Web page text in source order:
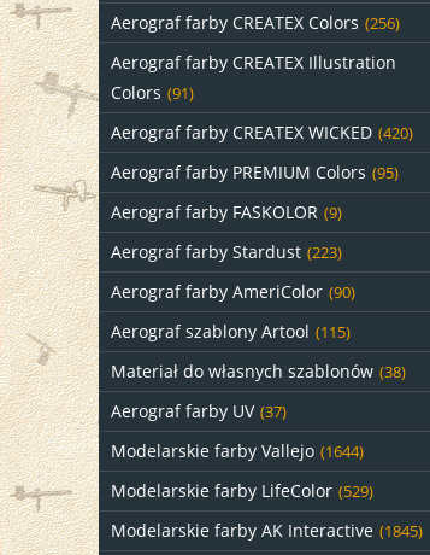
Aerograf farby CREATEX Colors (256)
Aerograf farby CREATEX Illustration
Colors (91)
Aerograf farby CREATEX WICKED (420)
Aerograf farby PREMIUM Colors (95)
Aerograf farby FASKOLOR (9)
Aerograf farby Stardust (223)
Aerograf farby AmeriColor (90)
Aerograf szablony Artool (115)
Materiał do własnych szablonów (38)
Aerograf farby UV (37)
Modelarskie farby Vallejo (1644)
Modelarskie farby LifeColor (529)
Modelarskie farby AK Interactive (1845)